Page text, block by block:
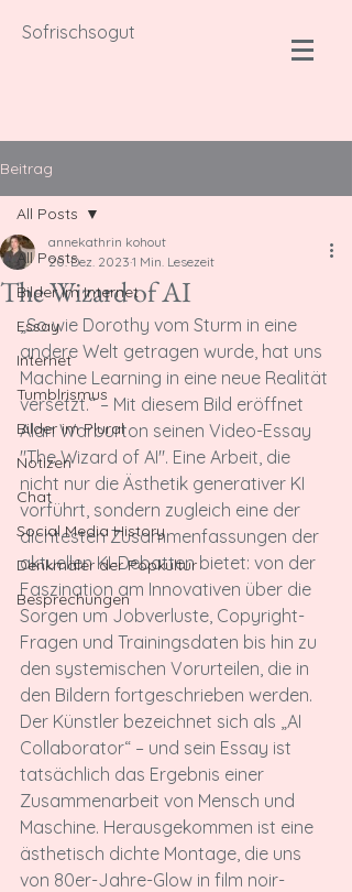
Sofrischsogut
Beitrag
All Posts
Bilder im Internet
Essay
Internet
Tumblrismus
Bilder im Plural
Notizen
Chat
Social Media History
Denkmäler der Popkultur
Besprechungen
All Posts
The Wizard of AI
annekathrin kohout
20. Dez. 2023 1 Min. Lesezeit
„So wie Dorothy vom Sturm in eine
andere Welt getragen wurde, hat uns
Machine Learning in eine neue Realität
versetzt.“ – Mit diesem Bild eröffnet
Alan Warburton seinen Video-Essay
"The Wizard of AI". Eine Arbeit, die
nicht nur die Ästhetik generativer KI
vorführt, sondern zugleich eine der
dichtesten Zusammenfassungen der
aktuellen KI-Debatten bietet: von der
Faszination am Innovativen über die
Sorgen um Jobverluste, Copyright-
Fragen und Trainingsdaten bis hin zu
den systemischen Vorurteilen, die in
den Bildern fortgeschrieben werden.
Der Künstler bezeichnet sich als „AI
Collaborator“ – und sein Essay ist
tatsächlich das Ergebnis einer
Zusammenarbeit von Mensch und
Maschine. Herausgekommen ist eine
ästhetisch dichte Montage, die uns
von 80er-Jahre-Glow in film noir-